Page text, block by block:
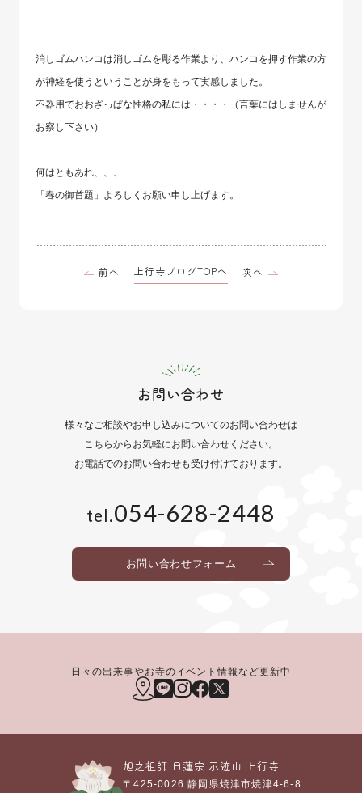
消しゴムハンコは消しゴムを彫る作業より、ハンコを押す作業の方
が神経を使うということが身をもって実感しました。
不器用でおおざっぱな性格の私には・・・・（言葉にはしませんが
お察し下さい）
何はともあれ、、、
「春の御首題」よろしくお願い申し上げます。
前へ 上行寺ブログTOPへ 次へ
お問い合わせ
様々なご相談やお申し込みについてのお問い合わせは
こちらからお気軽にお問い合わせください。
お電話でのお問い合わせも受け付けております。
tel.054-628-2448
お問い合わせフォーム
日々の出来事やお寺のイベント情報など更新中
旭之祖師 日蓮宗示迹山上行寺
〒425-0026静岡県焼津市焼津4-6-8